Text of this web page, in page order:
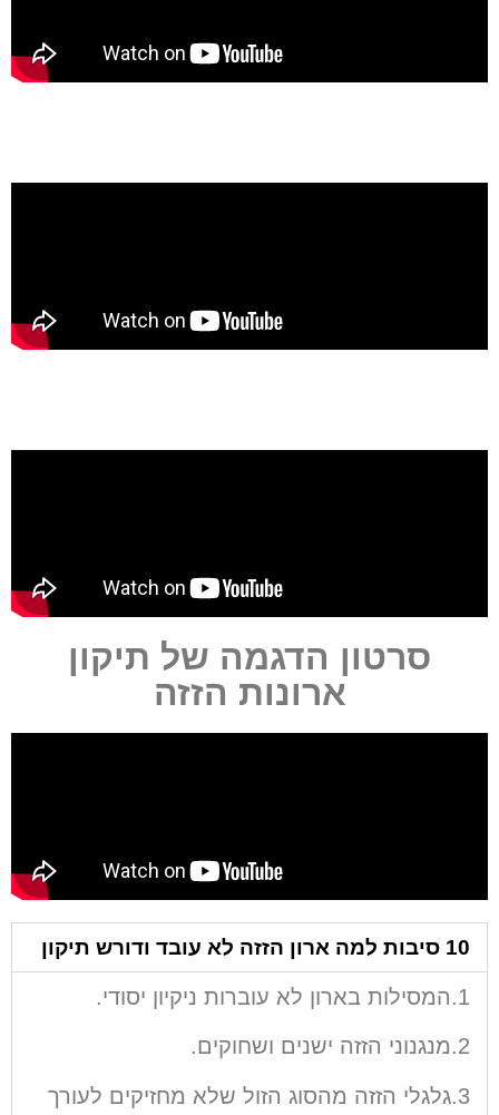
סרטון הדגמה של תיקון
ארונות הזזה
10 סיבות למה ארון הזזה לא עובד ודורש תיקון
1.המסילות בארון לא עוברות ניקיון יסודי.
2.מנגנוני הזזה ישנים ושחוקים.
3.גלגלי הזזה מהסוג הזול שלא מחזיקים לעורך